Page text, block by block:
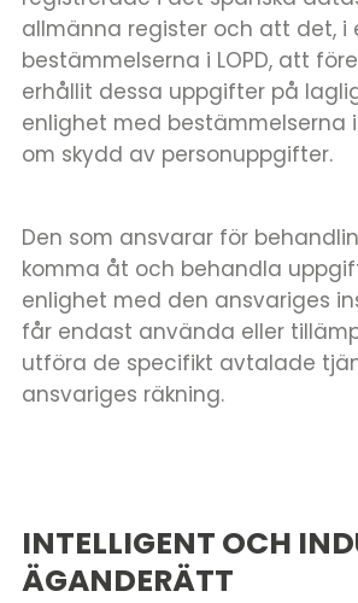
allmänna register och att det, i
bestämmelserna i LOPD, att
erhållit dessa uppgifter på
enlighet med bestämmelserna
om skydd av personuppgifter.
Den som ansvarar för
komma åt och behandla
enlighet med den ansvariges
får endast använda eller
utföra de specifikt avtalade
ansvariges räkning.
INTELLIGENT OCH
ÄGANDERÄTT